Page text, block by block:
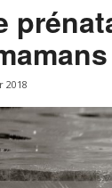
2018